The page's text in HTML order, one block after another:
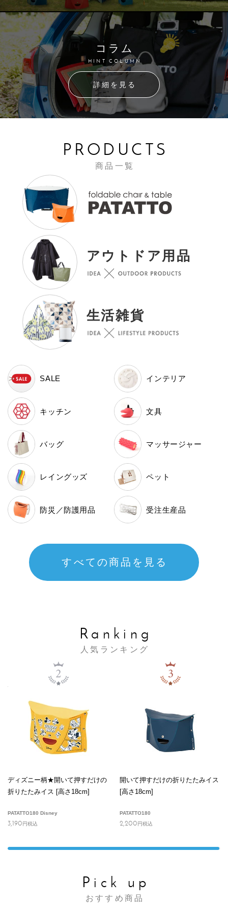
コラム
HINT COLUMN
詳細を見る
PRODUCTS
商品一覧
アウトドア用品
生活雑貨
SALE インテリア
キッチン 文具
バッグ マッサージャー
レイングッズ ペット
防災／防護用品 受注生産品
すべての商品を見る
Ranking
人気ランキング
PATATTO180 Disney
3,190円税込
ディズニー柄★開いて押すだけの
折りたたみイス [高さ18cm]
PATATTO180
2,200円税込
開いて押すだけの折りたたみイス
[高さ18cm]
Pick up
おすすめ商品